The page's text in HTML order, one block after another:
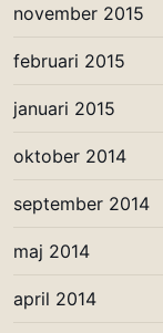
november 2015
februari 2015
januari 2015
oktober 2014
september 2014
maj 2014
april 2014